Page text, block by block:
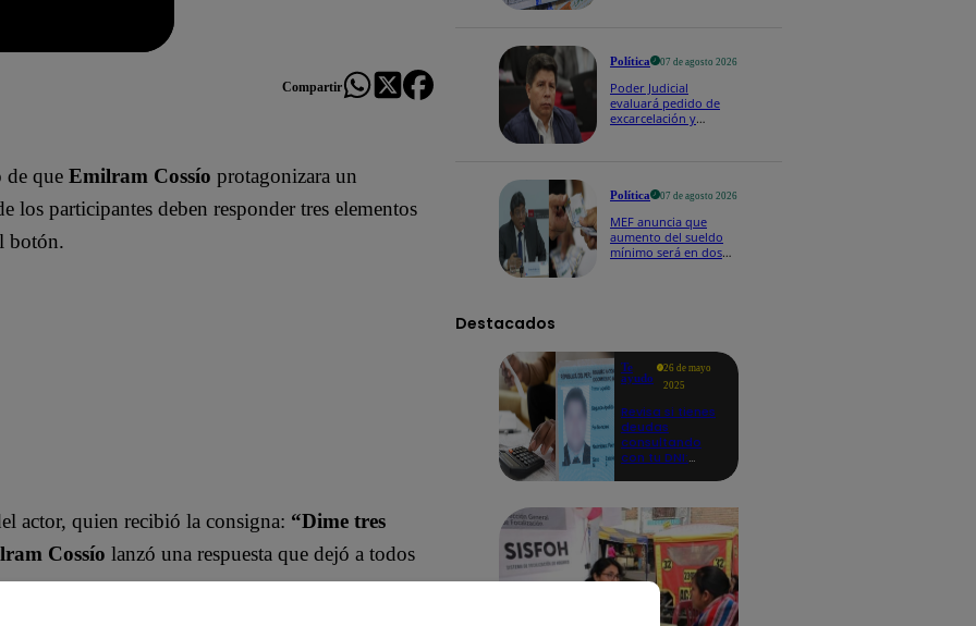
Compartir
de que Emilram Cossío protagonizara un
los participantes deben responder tres elementos
botón.
actor, quien recibió la consigna: “Dime tres
Cossío lanzó una respuesta que dejó a todos
Política 07 de agosto 2026
Poder Judicial
evaluará pedido de
excarcelación y
Política 07 de agosto 2026
MEF anuncia que
aumento del sueldo
mínimo será en dos
Destacados
Te
ayudo
26 de mayo
2025
Revisa si tienes
deudas
consultando
con tu DNI: